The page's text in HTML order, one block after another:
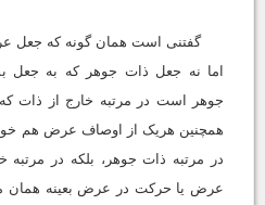
گفتنى است همان گونه که جعل
اما نه جعل ذات جوهر که به
جوهر است در مرتبه خارج از ذات
همچنین هریک از اوصاف عرض هم
در مرتبه ذات جوهر، بلکه در مرتبه
عرض یا حرکت در عرض بعینه همان